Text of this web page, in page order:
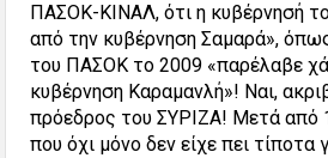
ΠΑΣΟΚ-ΚΙΝΑΛ, ότι η κυβέρνησή
από την κυβέρνηση Σαμαρά»,
του ΠΑΣΟΚ το 2009 «παρέλαβε
κυβέρνηση Καραμανλή»! Ναι,
πρόεδρος του ΣΥΡΙΖΑ! Μετά από
που όχι μόνο δεν είχε πει τίποτα